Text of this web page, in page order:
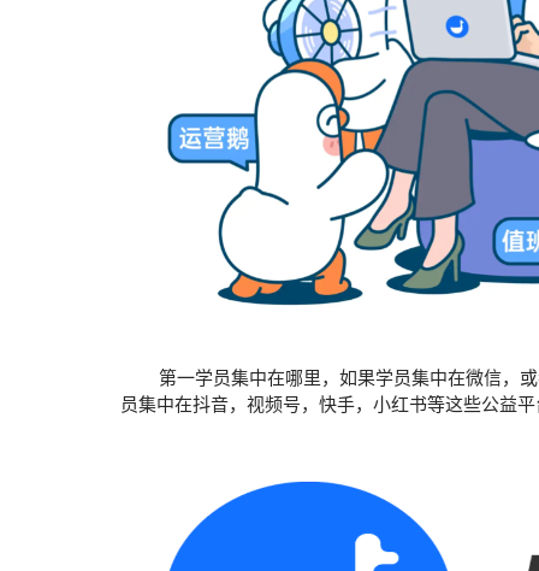
第一学员集中在哪里，如果学员集中在微信，或
员集中在抖音，视频号，快手，小红书等这些公益